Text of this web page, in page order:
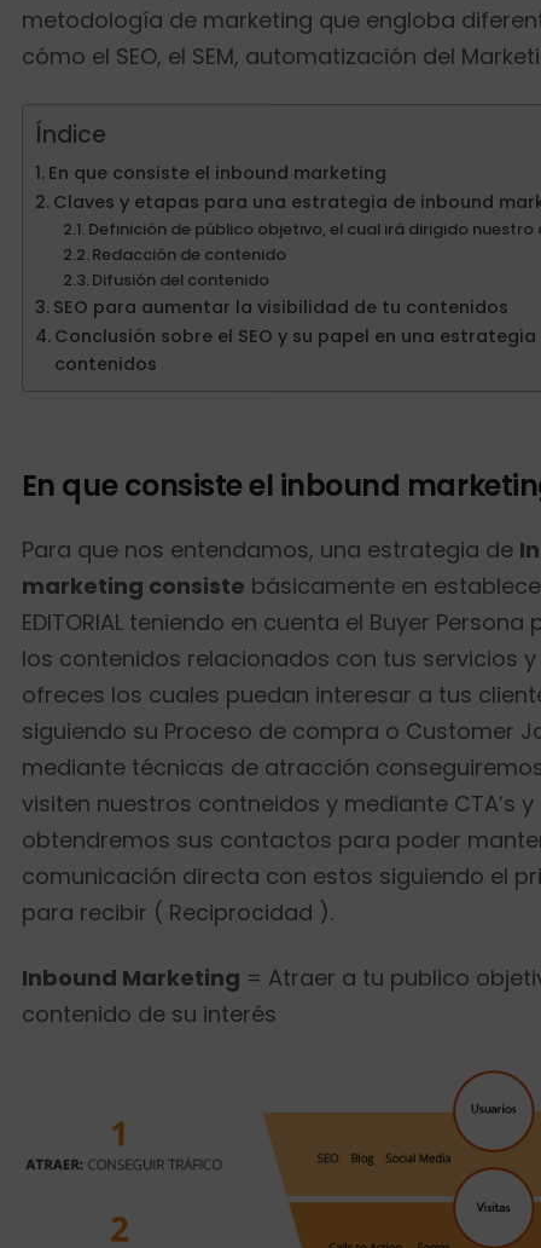
metodología de marketing que engloba
cómo el SEO, el SEM, automatización del
Índice
En que consiste el inbound marketing
Claves y etapas para una estrategia de inbound
Definición de público objetivo, el cual irá dirigido
Redacción de contenido
Difusión del contenido
SEO para aumentar la visibilidad de tu contenidos
Conclusión sobre el SEO y su papel en una
contenidos
En que consiste el inbound
Para que nos entendamos, una estrategia de
marketing consiste básicamente en establecer
EDITORIAL teniendo en cuenta el Buyer
los contenidos relacionados con tus servicios
ofreces los cuales puedan interesar a tus
siguiendo su Proceso de compra o Customer
mediante técnicas de atracción
visiten nuestros contneidos y mediante CTA’s
obtendremos sus contactos para poder
comunicación directa con estos siguiendo el
para recibir ( Reciprocidad ).
Inbound Marketing = Atraer a tu publico
contenido de su interés